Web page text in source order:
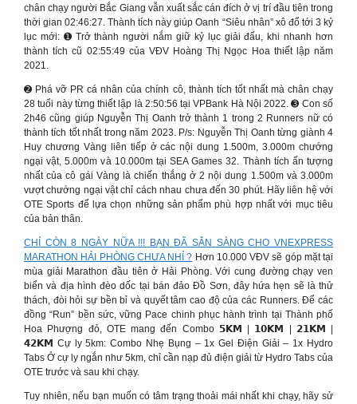
chân chạy người Bắc Giang vẫn xuất sắc cán đích ở vị trí đầu tiên trong
thời gian 02:46:27. Thành tích này giúp Oanh “Siêu nhân” xô đổ tới 3 kỷ
lục mới: ➊ Trở thành người nắm giữ kỷ lục giải đấu, khi nhanh hơn
thành tích cũ 02:55:49 của VĐV Hoàng Thị Ngọc Hoa thiết lập năm
2021.
➋ Phá vỡ PR cá nhân của chính cô, thành tích tốt nhất mà chân chạy
28 tuổi này từng thiết lập là 2:50:56 tại VPBank Hà Nội 2022. ➌ Con số
2h46 cũng giúp Nguyễn Thị Oanh trở thành 1 trong 2 Runners nữ có
thành tích tốt nhất trong năm 2023. P/s: Nguyễn Thị Oanh từng giành 4
Huy chương Vàng liên tiếp ở các nội dung 1.500m, 3.000m chướng
ngại vật, 5.000m và 10.000m tại SEA Games 32. Thành tích ấn tượng
nhất của cô gái Vàng là chiến thắng ở 2 nội dung 1.500m và 3.000m
vượt chướng ngại vật chỉ cách nhau chưa đến 30 phút. Hãy liên hệ với
OTE Sports để lựa chọn những sản phẩm phù hợp nhất với mục tiêu
của bản thân.
CHỈ CÒN 8 NGÀY NỮA !!! BẠN ĐÃ SẴN SÀNG CHO VNEXPRESS
MARATHON HẢI PHÒNG CHƯA NHỈ ? Hơn 10.000 VĐV sẽ góp mặt tại
mùa giải Marathon đầu tiên ở Hải Phòng. Với cung đường chạy ven
biển và địa hình đèo dốc tại bán đảo Đồ Sơn, đây hứa hẹn sẽ là thử
thách, đòi hỏi sự bền bỉ và quyết tâm cao độ của các Runners. Để các
đồng “Run” bền sức, vững Pace chinh phục hành trình tại Thành phố
Hoa Phượng đỏ, OTE mang đến Combo 𝟱𝗞𝗠 | 𝟭𝟬𝗞𝗠 | 𝟮𝟭𝗞𝗠 |
𝟰𝟮𝗞𝗠 Cự ly 5km: Combo Nhẹ Bụng – 1x Gel Điện Giải – 1x Hydro
Tabs Ở cự ly ngắn như 5km, chỉ cần nạp đủ điện giải từ Hydro Tabs của
OTE trước và sau khi chạy.
Tuy nhiên, nếu bạn muốn có tâm trạng thoải mái nhất khi chạy, hãy sử